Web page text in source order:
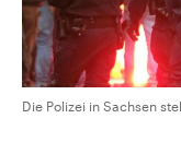
Die Polizei in Sachsen